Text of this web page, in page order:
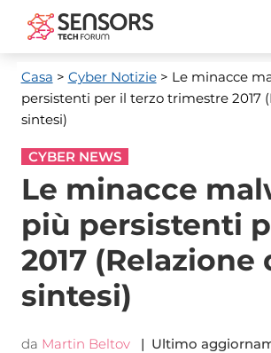
Casa > Cyber ​​Notizie> Le minacce
persistenti per il terzo trimestre 2017
sintesi)
CYBER NEWS
Le minacce
più persistenti
2017 (Relazione
sintesi)
da Martin Beltov
| Ultimo